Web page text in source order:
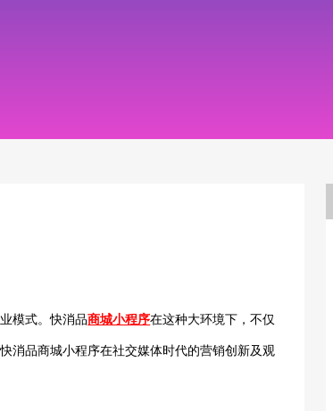
模式。快消品商城小程序在这种大环境下，不仅
消品商城小程序在社交媒体时代的营销创新及观